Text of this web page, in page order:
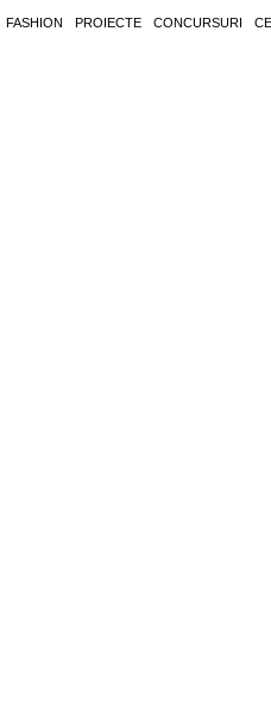
FASHION PROIECTE CONCURSURI